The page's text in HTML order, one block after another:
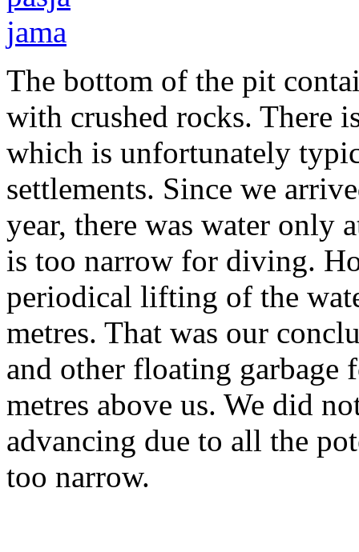
The bottom of the pit
with crushed rocks. There
which is unfortunately
settlements. Since we
year, there was water only
is too narrow for diving.
periodical lifting of the
metres. That was our
and other floating garbage
metres above us. We did
advancing due to all the
too narrow.